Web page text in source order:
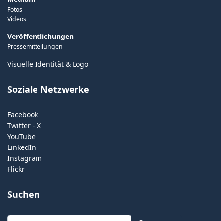
Fotos
Videos
Veröffentlichungen
Pressemitteilungen
Visuelle Identität & Logo
Soziale Netzwerke
Facebook
Twitter - X
YouTube
LinkedIn
Instagram
Flickr
Suchen